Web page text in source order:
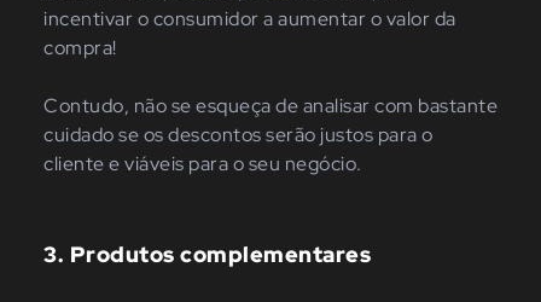
incentivar o consumidor a aumentar o valor da
compra!
Contudo, não se esqueça de analisar com bastante
cuidado se os descontos serão justos para o
cliente e viáveis para o seu negócio.
3. Produtos complementares